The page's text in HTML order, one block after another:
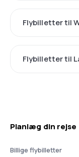
Flybilletter til
Flybilletter til
Planlæg din rejse
Billige flybilletter